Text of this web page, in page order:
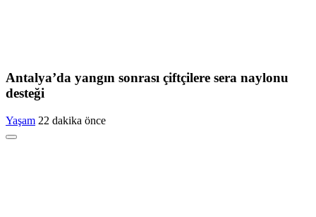
Antalya’da yangın sonrası çiftçilere sera naylonu
desteği
Yaşam 22 dakika önce